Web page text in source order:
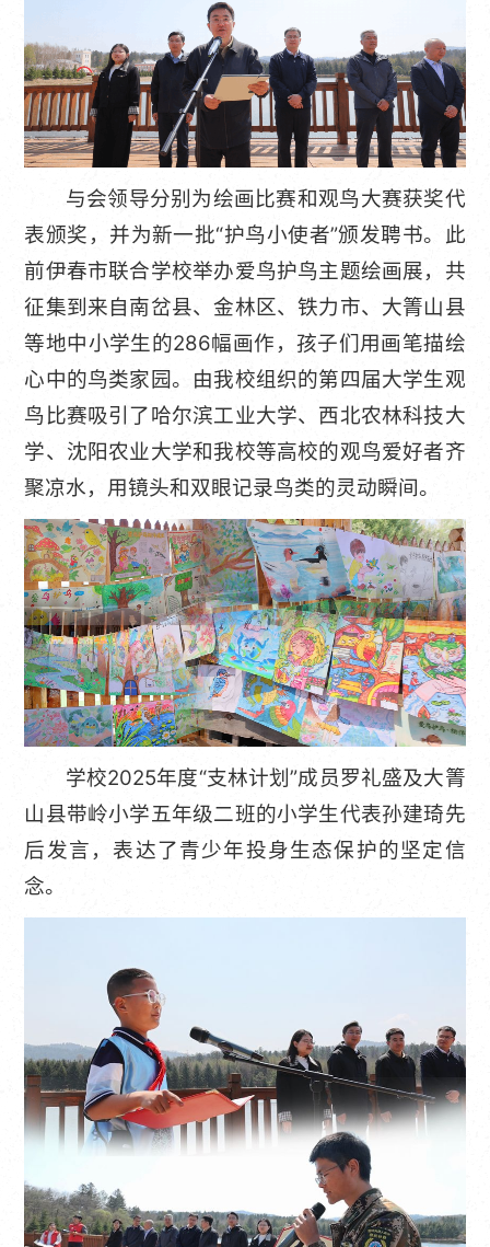
与会领导分别为绘画比赛和观鸟大赛获奖代
表颁奖，并为新一批“护鸟小使者”颁发聘书。此
前伊春市联合学校举办爱鸟护鸟主题绘画展，共
征集到来自南岔县、金林区、铁力市、大箐山县
等地中小学生的286幅画作，孩子们用画笔描绘
心中的鸟类家园。由我校组织的第四届大学生观
鸟比赛吸引了哈尔滨工业大学、西北农林科技大
学、沈阳农业大学和我校等高校的观鸟爱好者齐
聚凉水，用镜头和双眼记录鸟类的灵动瞬间。
学校2025年度“支林计划”成员罗礼盛及大箐
山县带岭小学五年级二班的小学生代表孙建琦先
后发言，表达了青少年投身生态保护的坚定信
念。